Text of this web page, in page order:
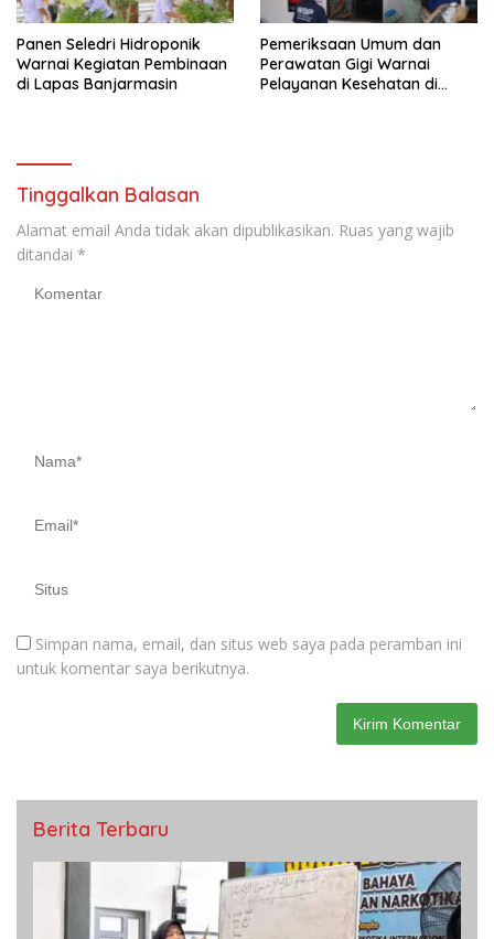
Panen Seledri Hidroponik
Warnai Kegiatan Pembinaan
di Lapas Banjarmasin
Pemeriksaan Umum dan
Perawatan Gigi Warnai
Pelayanan Kesehatan di
Tinggalkan Balasan
Alamat email Anda tidak akan dipublikasikan. Ruas yang wajib
ditandai *
Simpan nama, email, dan situs web saya pada peramban ini
untuk komentar saya berikutnya.
Berita Terbaru